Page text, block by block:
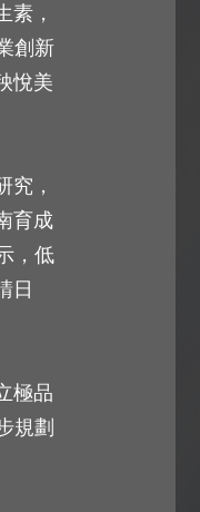
素，
創新
悅美
究，
育成
，低
日
極品
規劃